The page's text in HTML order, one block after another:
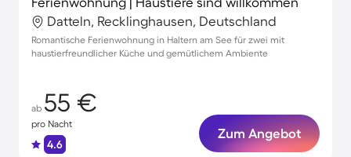
Datteln, Recklinghausen, Deutschland
Romantische Ferienwohnung in Haltern am See für zwei mit
haustierfreundlicher Küche und gemütlichem Ambiente
ab 55 €
pro Nacht
4.6
Zum Angebot